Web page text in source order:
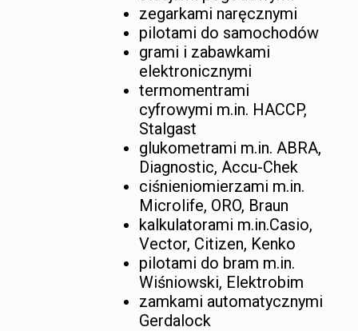
zegarkami naręcznymi
pilotami do samochodów
grami i zabawkami
elektronicznymi
termomentrami
cyfrowymi m.in. HACCP,
Stalgast
glukometrami m.in. ABRA,
Diagnostic, Accu-Chek
ciśnieniomierzami m.in.
Microlife, ORO, Braun
kalkulatorami m.in.Casio,
Vector, Citizen, Kenko
pilotami do bram m.in.
Wiśniowski, Elektrobim
zamkami automatycznymi
Gerdalock